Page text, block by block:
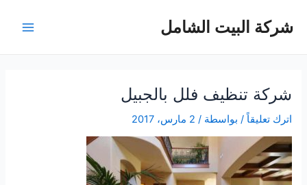
المحتوى
شركة البيت الشامل
شركة تنظيف فلل بالجبيل
اترك تعليقاً / بواسطة / 2 مارس، 2017